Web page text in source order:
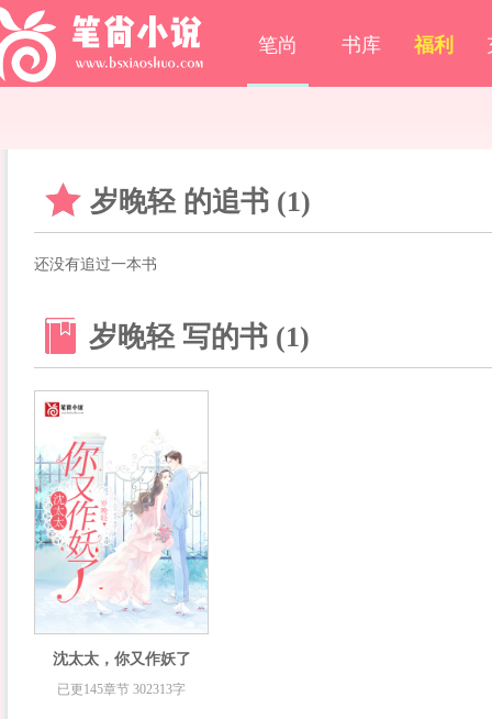
笔尚 书库 福利
岁晚轻 的追书 (1)
还没有追过一本书
岁晚轻 写的书 (1)
沈太太，你又作妖了
已更145章节 302313字